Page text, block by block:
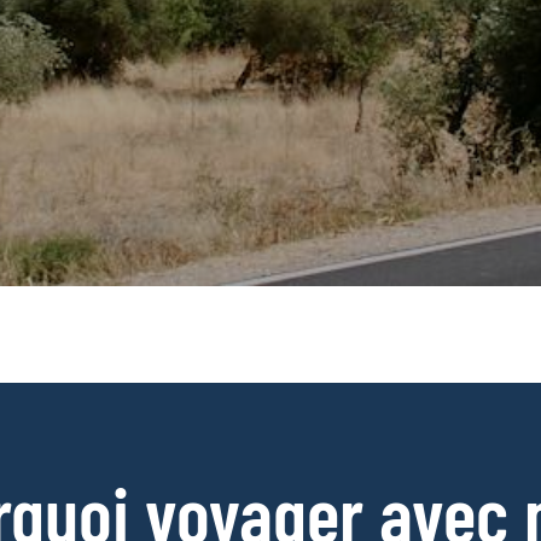
voyager avec